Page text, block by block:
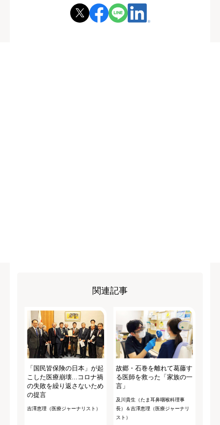
関連記事
「国民皆保険の日本」が起
こした医療崩壊...コロナ禍
の失敗を繰り返さないため
の提言
吉澤恵理（医療ジャーナリスト）
故郷・石巻を離れて葛藤す
る医師を救った「家族の一
言」
及川貴生（たま耳鼻咽喉科理事
長）＆吉澤恵理（医療ジャーナリ
スト）